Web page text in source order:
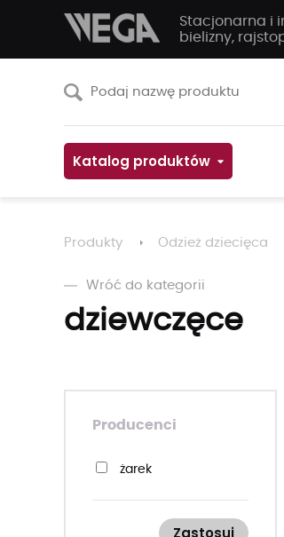
Stacjonarna i
bielizny,
Katalog produktów
Produkty Odzież dziecięca
Wróć do kategorii
dziewczęce
Producenci
żarek
Zastosuj